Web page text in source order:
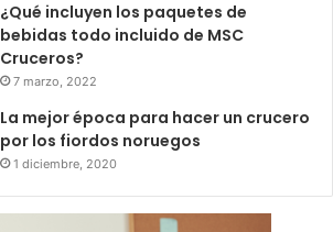
¿Qué incluyen los paquetes de
bebidas todo incluido de MSC
Cruceros?
7 marzo, 2022
La mejor época para hacer un crucero
por los fiordos noruegos
1 diciembre, 2020